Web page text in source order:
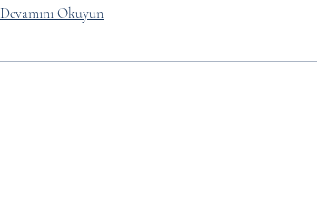
Devamını Okuyun